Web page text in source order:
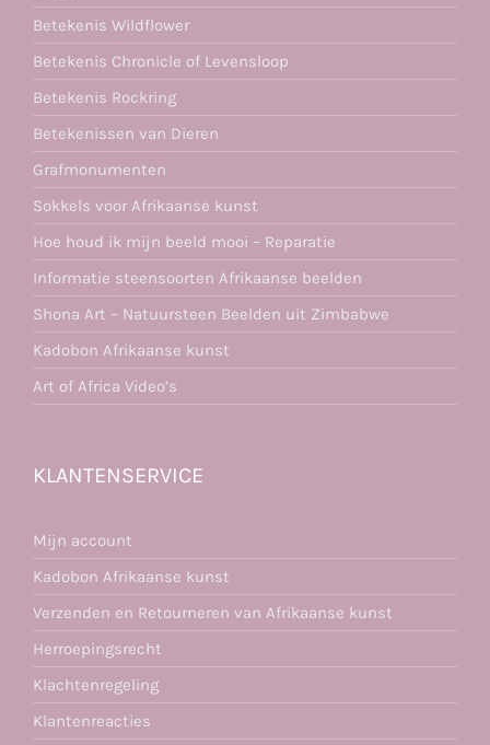
Betekenis Wildflower
Betekenis Chronicle of Levensloop
Betekenis Rockring
Betekenissen van Dieren
Grafmonumenten
Sokkels voor Afrikaanse kunst
Hoe houd ik mijn beeld mooi – Reparatie
Informatie steensoorten Afrikaanse beelden
Shona Art – Natuursteen Beelden uit Zimbabwe
Kadobon Afrikaanse kunst
Art of Africa Video’s
KLANTENSERVICE
Mijn account
Kadobon Afrikaanse kunst
Verzenden en Retourneren van Afrikaanse kunst
Herroepingsrecht
Klachtenregeling
Klantenreacties